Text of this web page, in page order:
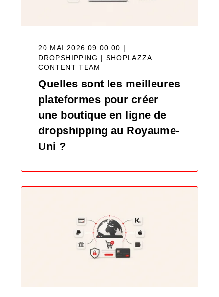
20 MAI 2026 09:00:00 |
DROPSHIPPING | SHOPLAZZA
CONTENT TEAM
Quelles sont les meilleures
plateformes pour créer
une boutique en ligne de
dropshipping au Royaume-
Uni ?